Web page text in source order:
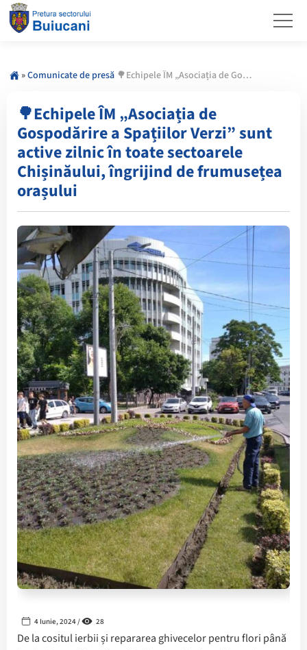
»Comunicate de presă 🌳Echipele ÎM „Asociația de Gospodărire a Spațiilor Verzi” sunt active zilnic în toate sectoarele Chișinăului, îngrijind de frumusețea orașului
🌳Echipele ÎM „Asociația de
Gospodărire a Spațiilor Verzi” sunt
active zilnic în toate sectoarele
Chișinăului, îngrijind de frumusețea
orașului
4 Iunie, 2024 / 28
De la cositul ierbii și repararea ghivecelor pentru flori până